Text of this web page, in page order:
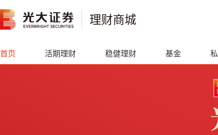
？
新
理财商城
首页 活期理财 稳健理财 基金